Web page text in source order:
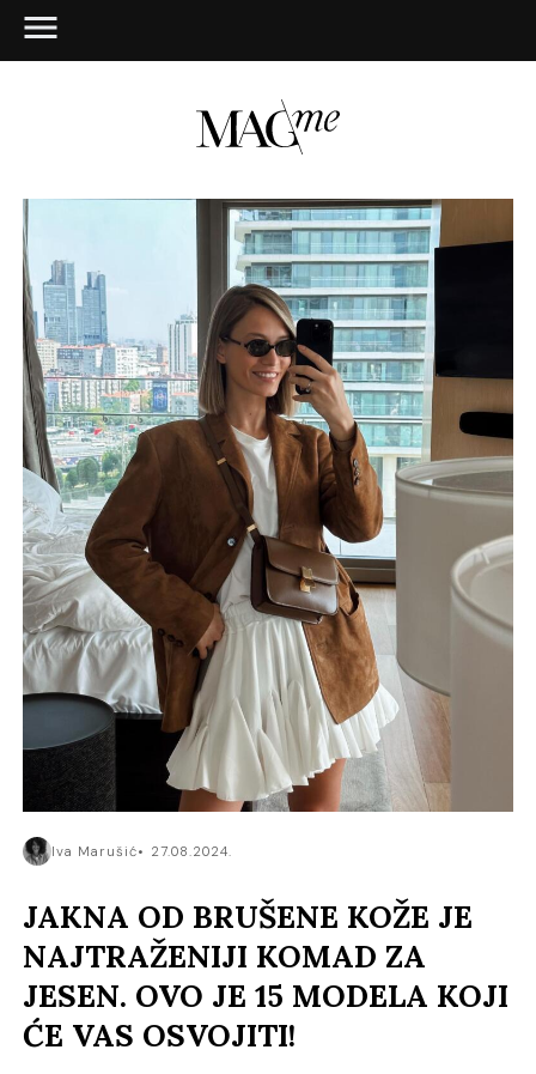
Iva Marušić 27.08.2024.
JAKNA OD BRUŠENE KOŽE JE
NAJTRAŽENIJI KOMAD ZA
JESEN. OVO JE 15 MODELA KOJI
ĆE VAS OSVOJITI!